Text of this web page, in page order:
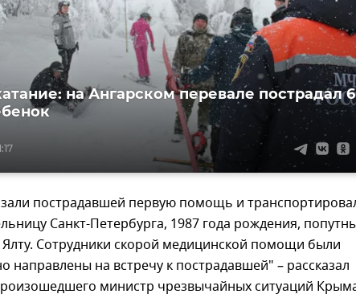
на Ангарском перевале пострадал
пострадавшей первую помощь и
Санкт-Петербурга, 1987 года рождения,
Сотрудники скорой медицинской помощи были
направлены на встречу к пострадавшей" – рассказал
министр чрезвычайных ситуаций